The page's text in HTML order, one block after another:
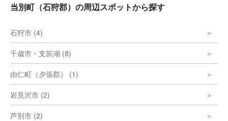
当別町（石狩郡）の周辺スポットから探す
石狩市 (4)
千歳市・支笏湖 (8)
由仁町（夕張郡） (1)
岩見沢市 (2)
芦別市 (2)